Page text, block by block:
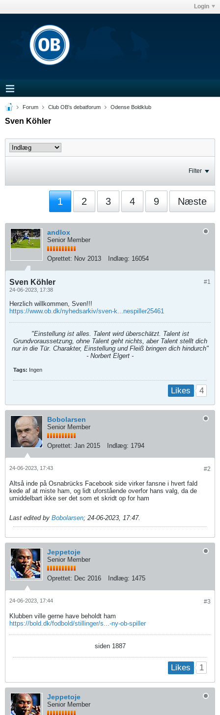
Login
Forum Club OB's debatforum Odense Boldklub
Sven Köhler
Filter
1 2 3 4 9 Næste
andlox
Senior Member
Oprettet: Nov 2013 Indlæg: 16054
#1
Sven Köhler
24-06-2023, 17:38
Herzlich willkommen, Sven!!!
https://www.ob.dk/nyhedsarkiv/sven-k...nespiller25461
"Einstellung ist alles. Talent wird überschätzt. Talent ist
Grundvoraussetzung, ohne Talent geht nichts, aber Talent stellt dich
nur in die Tür. Charakter, Einstellung und Fleiß bringen dich hindurch"
- Norbert Elgert -
Tags: Ingen
Likes 4
Bobolarsen
Senior Member
Oprettet: Jan 2015 Indlæg: 1794
#2
24-06-2023, 17:43
Altså inde på Osnabrücks Facebook side virker fansne i hvert fald
kede af at miste ham, og lidt uforstående overfor hans valg, da de
umiddelbart ikke ser det som et skridt op for ham
Last edited by Bobolarsen; 24-06-2023, 17:47.
Jeppetoje
Senior Member
Oprettet: Dec 2016 Indlæg: 1475
#3
24-06-2023, 17:44
Klubben ville gerne have beholdt ham
https://bold.dk/fodbold/stillinger/s...-ny-ob-spiller
siden 1887
Likes 1
Jeppetoje
Senior Member